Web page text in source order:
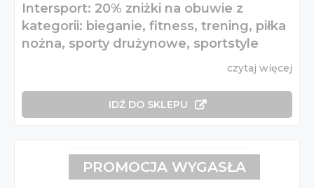
Intersport: 20% zniżki na obuwie z
kategorii: bieganie, fitness, trening, piłka
nożna, sporty drużynowe, sportstyle
czytaj więcej
IDŹ DO SKLEPU
PROMOCJA WYGASŁA